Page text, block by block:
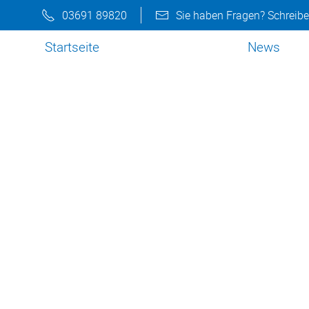
03691 89820 Sie haben Fragen?
Startseite News